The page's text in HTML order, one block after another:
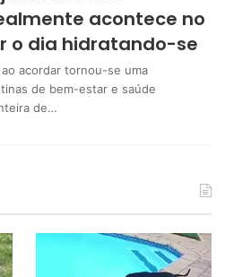
acontece no
o dia hidratando-se
acordar tornou-se uma
de bem-estar e saúde
de…